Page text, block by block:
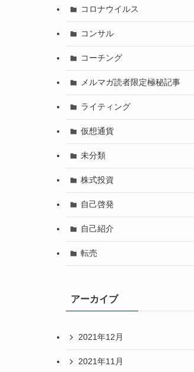
コロナウイルス
コンサル
コーチング
メルマガ読者限定極秘記事
ライティング
仮想通貨
未分類
株式投資
自己啓発
自己紹介
転売
アーカイブ
2021年12月
2021年11月